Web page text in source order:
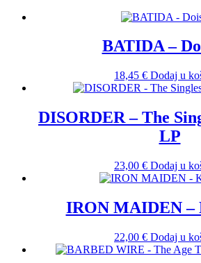
BATIDA –
18,45 € Dodaj u
DISORDER – The
LP
23,00 € Dodaj u
IRON MAIDEN –
22,00 € Dodaj u